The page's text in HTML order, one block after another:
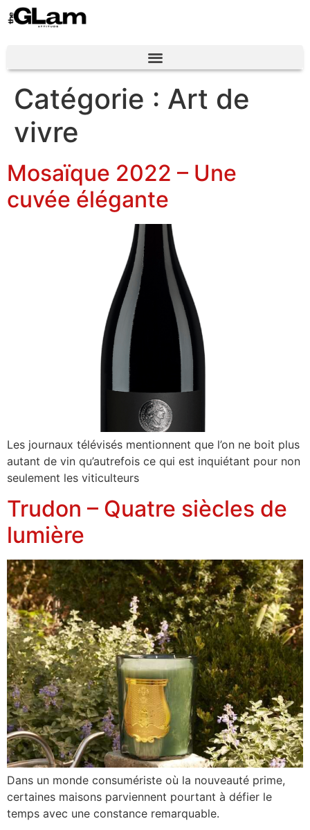
Catégorie : Art de
vivre
Mosaïque 2022 – Une
cuvée élégante
Les journaux télévisés mentionnent que l’on ne boit plus
autant de vin qu’autrefois ce qui est inquiétant pour non
seulement les viticulteurs
Trudon – Quatre siècles de
lumière
Dans un monde consumériste où la nouveauté prime,
certaines maisons parviennent pourtant à défier le
temps avec une constance remarquable.